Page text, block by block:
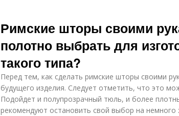
прутьев
Римские шторы своими
полотно выбрать для
такого типа?
Перед тем, как сделать римские шторы своими
будущего изделия. Следует отметить, что это
Подойдет и полупрозрачный тюль, и более
рекомендуют остановить свой выбор на немного